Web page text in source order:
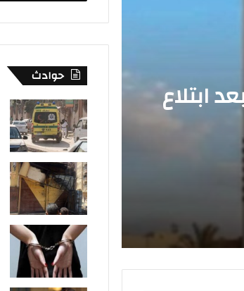
بعد ابتلاع
حوادث